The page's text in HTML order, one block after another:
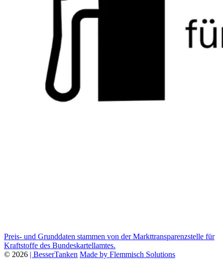
Preis- und Grunddaten stammen von der Markttransparenzstelle für
Kraftstoffe des Bundeskartellamtes.
© 2026 | BesserTanken Made by Flemmisch Solutions